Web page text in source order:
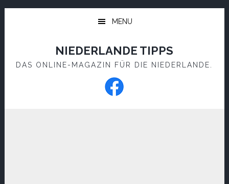
Skip
Skip
MENU
NIEDERLANDE TIPPS
DAS ONLINE-MAGAZIN FÜR DIE NIEDERLANDE.